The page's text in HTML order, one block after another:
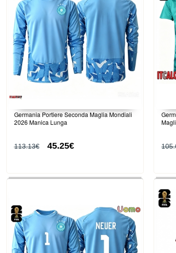
Germania Portiere Seconda Maglia Mondiali
2026 Manica Lunga
113.13€ 45.25€